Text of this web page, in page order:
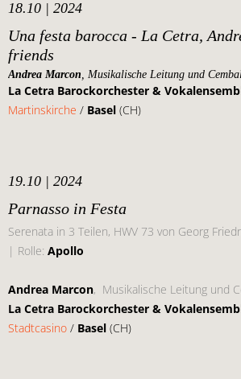
18.10 | 2024
Una festa barocca - La Cetra,
friends
Andrea Marcon, Musikalische Leitung und
La Cetra Barockorchester &
Martinskirche / Basel (CH)
19.10 | 2024
Parnasso in Festa
Serenata in 3 Teilen, HWV 73 von Georg
| Rolle: Apollo
Andrea Marcon, Musikalische Leitung und
La Cetra Barockorchester &
Stadtcasino / Basel (CH)